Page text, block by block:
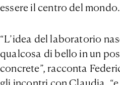
essere il centro del mondo.
“L’idea del laboratorio
qualcosa di bello in un
concrete”, racconta